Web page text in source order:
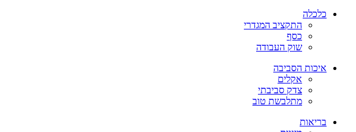
כלכלה
התקציב המגדרי
כסף
שוק העבודה
איכות הסביבה
אקלים
צדק סביבתי
מתלבשת טוב
בריאות